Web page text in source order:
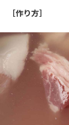
［作り方］